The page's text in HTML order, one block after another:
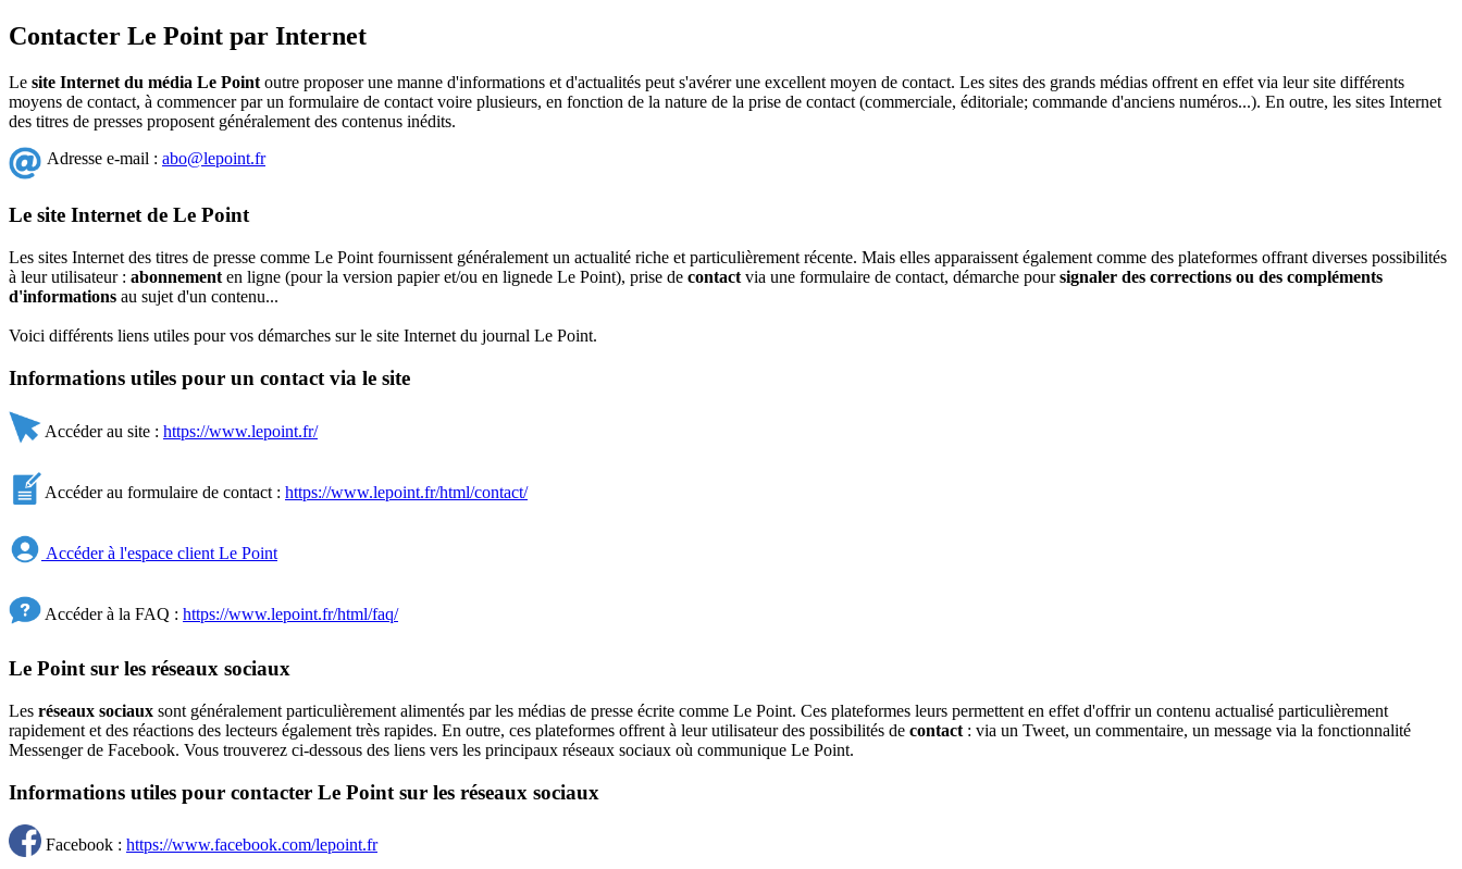
Contacter Le Point par Internet
Le site Internet du média Le Point outre proposer une manne d'informations et d'actualités peut s'avérer une excellent moyen de contact. Les sites des grands médias offrent en effet via leur site différents
moyens de contact, à commencer par un formulaire de contact voire plusieurs, en fonction de la nature de la prise de contact (commerciale, éditoriale; commande d'anciens numéros...). En outre, les sites Internet
des titres de presses proposent généralement des contenus inédits.
Adresse e-mail : abo@lepoint.fr
Le site Internet de Le Point
Les sites Internet des titres de presse comme Le Point fournissent généralement un actualité riche et particulièrement récente. Mais elles apparaissent également comme des plateformes offrant diverses possibilités
à leur utilisateur : abonnement en ligne (pour la version papier et/ou en lignede Le Point), prise de contact via une formulaire de contact, démarche poursignaler des corrections ou des compléments
d'informations au sujet d'un contenu...
Voici différents liens utiles pour vos démarches sur le site Internet du journal Le Point.
Informations utiles pour un contact via le site
Accéder au site : https://www.lepoint.fr/
Accéder au formulaire de contact : https://www.lepoint.fr/html/contact/
Accéder à l'espace client Le Point
Accéder à la FAQ : https://www.lepoint.fr/html/faq/
Le Point sur les réseaux sociaux
Les réseaux sociaux sont généralement particulièrement alimentés par les médias de presse écrite comme Le Point. Ces plateformes leurs permettent en effet d'offrir un contenu actualisé particulièrement
rapidement et des réactions des lecteurs également très rapides. En outre, ces plateformes offrent à leur utilisateur des possibilités de contact : via un Tweet, un commentaire, un message via la fonctionnalité
Messenger de Facebook. Vous trouverez ci-dessous des liens vers les principaux réseaux sociaux où communique Le Point.
Informations utiles pour contacter Le Point sur les réseaux sociaux
Facebook : https://www.facebook.com/lepoint.fr